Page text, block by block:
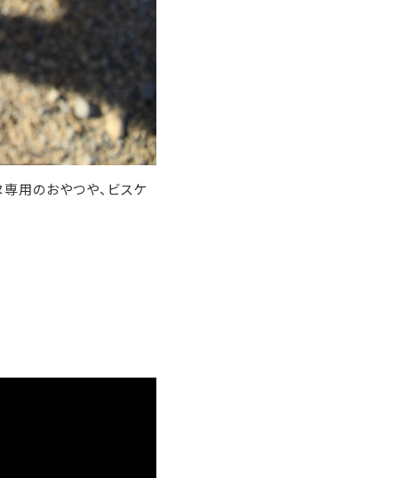
専用のおやつや、ビスケ